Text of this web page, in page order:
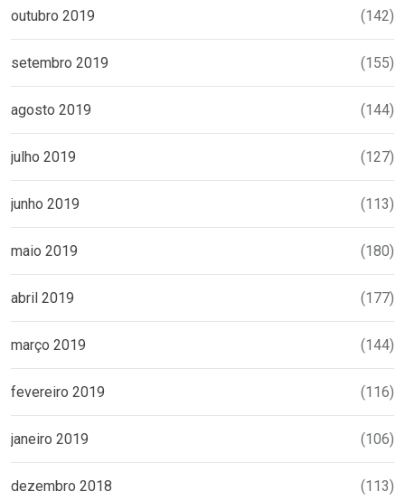
outubro 2019 (142)
setembro 2019 (155)
agosto 2019 (144)
julho 2019 (127)
junho 2019 (113)
maio 2019 (180)
abril 2019 (177)
março 2019 (144)
fevereiro 2019 (116)
janeiro 2019 (106)
dezembro 2018 (113)